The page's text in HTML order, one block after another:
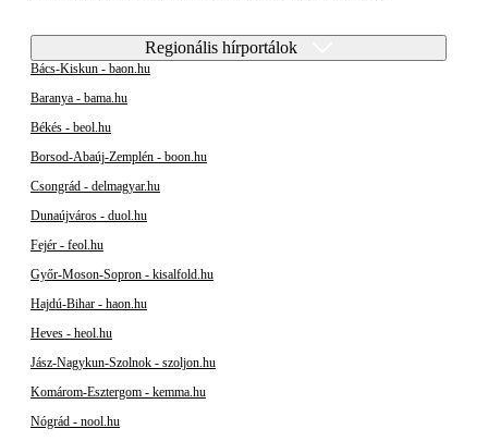
Regionális hírportálok
Bács-Kiskun - baon.hu
Baranya - bama.hu
Békés - beol.hu
Borsod-Abaúj-Zemplén - boon.hu
Csongrád - delmagyar.hu
Dunaújváros - duol.hu
Fejér - feol.hu
Győr-Moson-Sopron - kisalfold.hu
Hajdú-Bihar - haon.hu
Heves - heol.hu
Jász-Nagykun-Szolnok - szoljon.hu
Komárom-Esztergom - kemma.hu
Nógrád - nool.hu